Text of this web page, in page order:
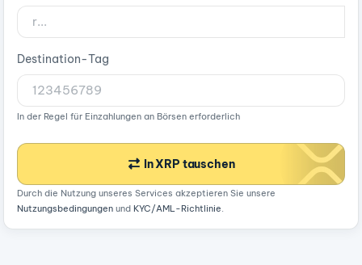
Destination-Tag
In der Regel für Einzahlungen an Börsen erforderlich
In XRP tauschen
Durch die Nutzung unseres Services akzeptieren Sie unsere
Nutzungsbedingungen und KYC/AML-Richtlinie.